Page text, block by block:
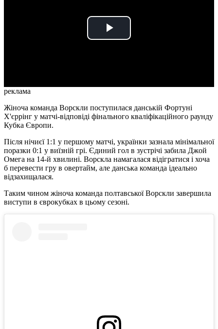
Play
реклама
Жіноча команда Ворскли поступилася данській Фортуні
Х'єррінг у матчі-відповіді фінального кваліфікаційного раунду
Кубка Європи.
Після нічиєї 1:1 у першому матчі, українки зазнала мінімальної
поразки 0:1 у виїзній грі. Єдиний гол в зустрічі забила Джой
Омега на 14-й хвилині. Ворскла намагалася відігратися і хоча
б перевести гру в овертайм, але данська команда ідеально
відзахищалася.
Таким чином жіноча команда полтавської Ворскли завершила
виступи в єврокубках в цьому сезоні.